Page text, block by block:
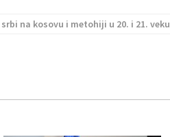
srbi na kosovu i metohiji u 20. i 21. veku